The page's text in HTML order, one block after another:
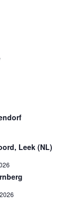
Leek (NL)